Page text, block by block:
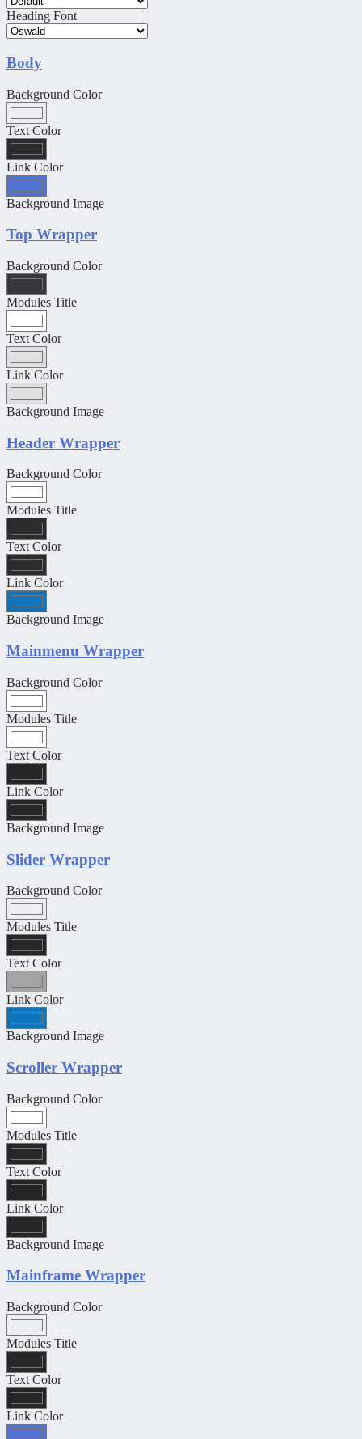
Heading Font
Body
Background Color
Text Color
Link Color
Background Image
Top Wrapper
Background Color
Modules Title
Text Color
Link Color
Background Image
Header Wrapper
Background Color
Modules Title
Text Color
Link Color
Background Image
Mainmenu Wrapper
Background Color
Modules Title
Text Color
Link Color
Background Image
Slider Wrapper
Background Color
Modules Title
Text Color
Link Color
Background Image
Scroller Wrapper
Background Color
Modules Title
Text Color
Link Color
Background Image
Mainframe Wrapper
Background Color
Modules Title
Text Color
Link Color